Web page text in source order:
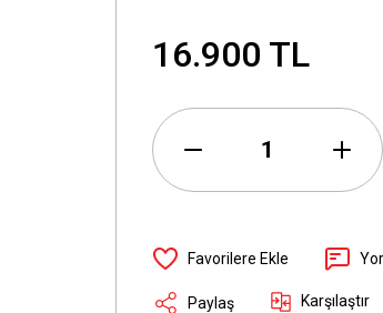
16.900 TL
Paylaş Karşılaştır